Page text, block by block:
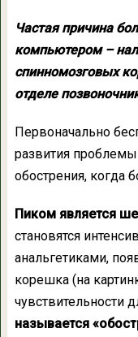
Частая причина
компьютером –
спинномозговых
отделе
Первоначально
развития
обострения, когда
Пиком является
становятся
анальгетиками,
корешка (на
чувствительности
называется